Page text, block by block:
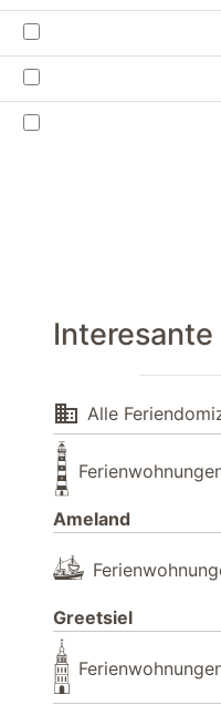
domain Alle
Ameland
Greetsiel